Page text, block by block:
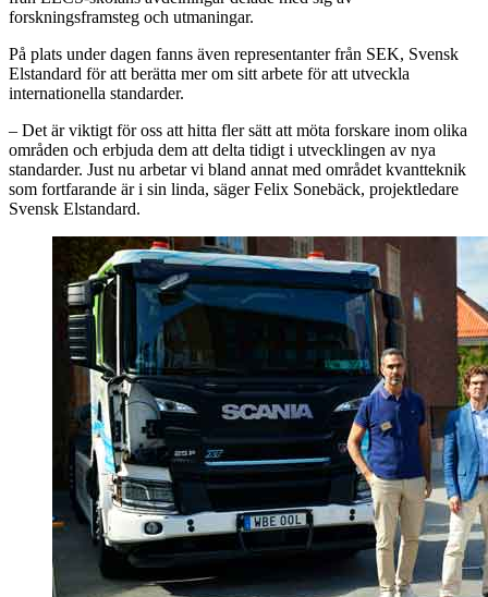
forskningsframsteg och utmaningar.
På plats under dagen fanns även representanter från SEK, Svensk
Elstandard för att berätta mer om sitt arbete för att utveckla
internationella standarder.
– Det är viktigt för oss att hitta fler sätt att möta forskare inom olika
områden och erbjuda dem att delta tidigt i utvecklingen av nya
standarder. Just nu arbetar vi bland annat med området kvantteknik
som fortfarande är i sin linda, säger Felix Sonebäck, projektledare
Svensk Elstandard.